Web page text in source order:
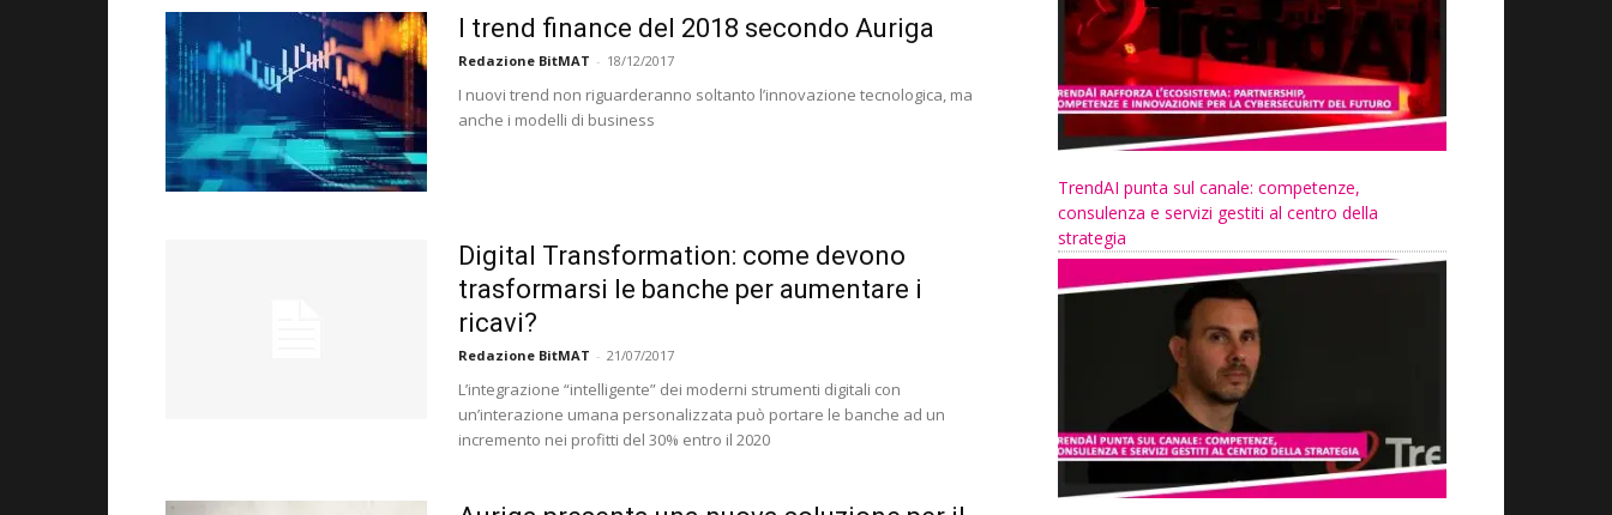
I trend finance del 2018 secondo Auriga
Redazione BitMAT - 18/12/2017
I nuovi trend non riguarderanno soltanto l’innovazione tecnologica, ma
anche i modelli di business
Digital Transformation: come devono
trasformarsi le banche per aumentare i
ricavi?
Redazione BitMAT - 21/07/2017
L’integrazione “intelligente” dei moderni strumenti digitali con
un’interazione umana personalizzata può portare le banche ad un
incremento nei profitti del 30% entro il 2020
TrendAI punta sul canale: competenze,
consulenza e servizi gestiti al centro della
strategia